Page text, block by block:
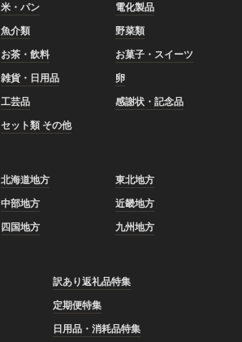
米・パン
電化製品
魚介類
野菜類
お茶・飲料
お菓子・スイーツ
雑貨・日用品
卵
工芸品
感謝状・記念品
セット類 その他
北海道地方
東北地方
中部地方
近畿地方
四国地方 九州地方
訳あり返礼品特集
定期便特集
日用品・消耗品特集